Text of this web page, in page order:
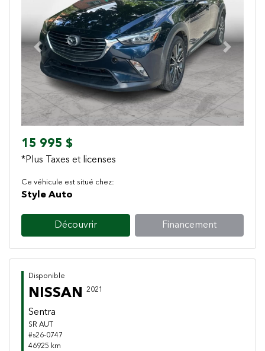
Previous Next
15 995 $
*Plus Taxes et licenses
Ce véhicule est situé chez:
Style Auto
Découvrir Financement
Disponible
NISSAN 2021
Sentra
SR AUT
#s26-0747
46925 km